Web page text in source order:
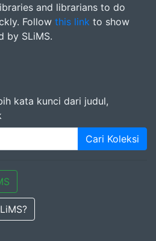
and librarians to do
Follow this link to show
by SLiMS.
kata kunci dari judul,
Cari Koleksi